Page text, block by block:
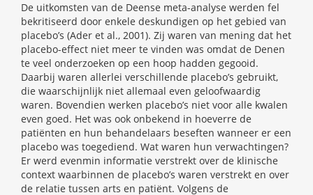
De uitkomsten van de Deense meta-analyse werden fel
bekritiseerd door enkele deskundigen op het gebied van
placebo’s (Ader et al., 2001). Zij waren van mening dat het
placebo-effect niet meer te vinden was omdat de Denen
te veel onderzoeken op een hoop hadden gegooid.
Daarbij waren allerlei verschillende placebo’s gebruikt,
die waarschijnlijk niet allemaal even geloofwaardig
waren. Bovendien werken placebo’s niet voor alle kwalen
even goed. Het was ook onbekend in hoeverre de
patiënten en hun behandelaars beseften wanneer er een
placebo was toegediend. Wat waren hun verwachtingen?
Er werd evenmin informatie verstrekt over de klinische
context waarbinnen de placebo’s waren verstrekt en over
de relatie tussen arts en patiënt. Volgens de